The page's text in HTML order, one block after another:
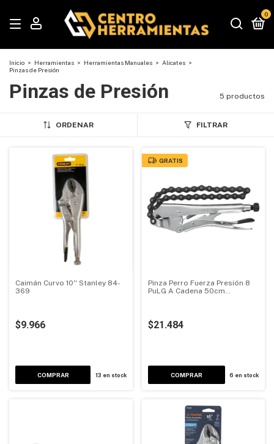
0
Inicio > Herramientas > Herramientas Manuales > Alicates >
Pinzas de Presión
Pinzas de Presión 5 productos
ORDENAR FILTRAR
Caimán Curvo 10'' Stanley 84-
369
$9.966
13 en stock
GRATIS
Pinza Perro Fuerza Presión 8
PuLG A Cadena 50cm
$21.484
6 en stock